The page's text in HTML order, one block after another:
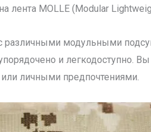
MOLLE (Modular
различными модульными
и легкодоступно.
личными предпочтениями.